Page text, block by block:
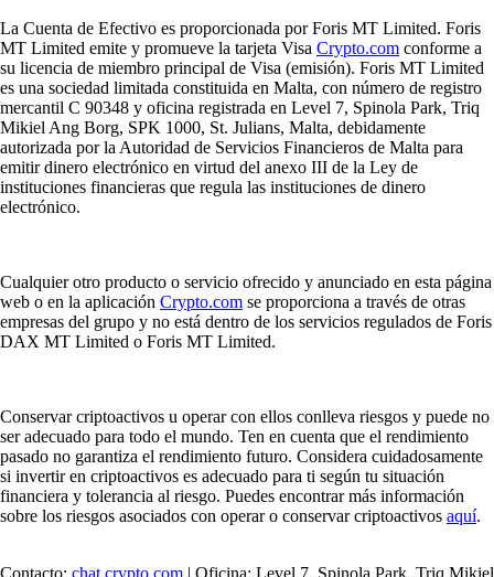
La Cuenta de Efectivo es proporcionada por Foris MT Limited. Foris
MT Limited emite y promueve la tarjeta Visa Crypto.com conforme a
su licencia de miembro principal de Visa (emisión). Foris MT Limited
es una sociedad limitada constituida en Malta, con número de registro
mercantil C 90348 y oficina registrada en Level 7, Spinola Park, Triq
Mikiel Ang Borg, SPK 1000, St. Julians, Malta, debidamente
autorizada por la Autoridad de Servicios Financieros de Malta para
emitir dinero electrónico en virtud del anexo III de la Ley de
instituciones financieras que regula las instituciones de dinero
electrónico.
Cualquier otro producto o servicio ofrecido y anunciado en esta página
web o en la aplicación Crypto.com se proporciona a través de otras
empresas del grupo y no está dentro de los servicios regulados de Foris
DAX MT Limited o Foris MT Limited.
Conservar criptoactivos u operar con ellos conlleva riesgos y puede no
ser adecuado para todo el mundo. Ten en cuenta que el rendimiento
pasado no garantiza el rendimiento futuro. Considera cuidadosamente
si invertir en criptoactivos es adecuado para ti según tu situación
financiera y tolerancia al riesgo. Puedes encontrar más información
sobre los riesgos asociados con operar o conservar criptoactivos aquí.
Contacto: chat.crypto.com | Oficina: Level 7, Spinola Park, Triq Mikiel